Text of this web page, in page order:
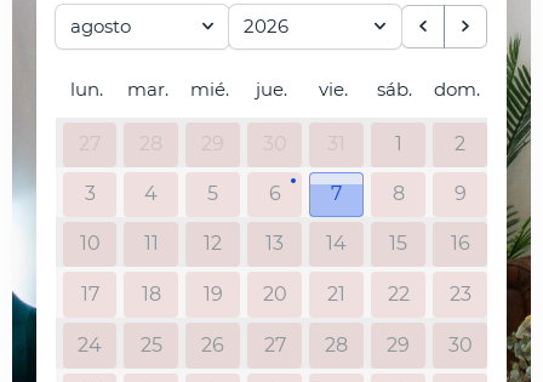
agosto 2026
lun. mar. mié. jue. vie. sáb. dom.
27 28 29 30 31 1 2
3 4 5 6 7 8 9
10 11 12 13 14 15 16
17 18 19 20 21 22 23
24 25 26 27 28 29 30